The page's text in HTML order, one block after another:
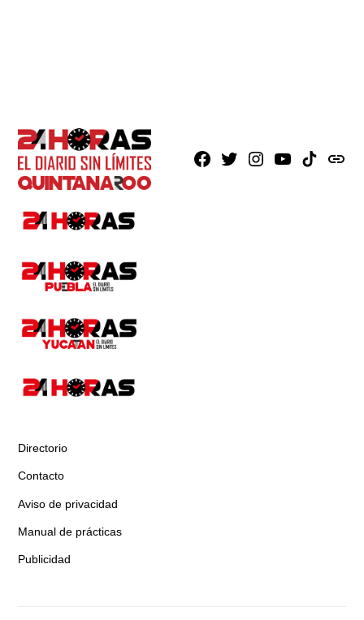
Facebook
X Instagram
YoutubeTikTokissuu
Directorio
Contacto
Aviso de privacidad
Manual de prácticas
Publicidad